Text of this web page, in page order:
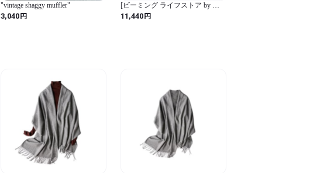
"vintage shaggy muffler"
3,040円
[ビーミング ライフストア by ビ
ームス] マフラー・スカーフ ウー
ル カシミヤ マフラー
11,440円